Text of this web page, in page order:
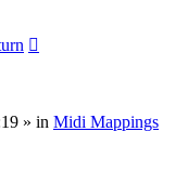
» in Midi Mappings